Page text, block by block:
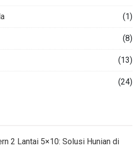
(1)
(8)
(13)
(24)
2 Lantai 5×10: Solusi Hunian di